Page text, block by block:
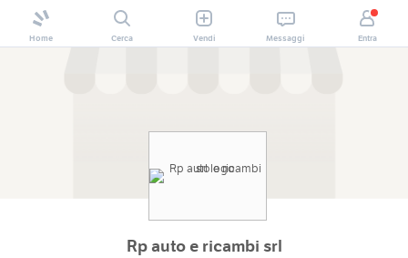
Home Cerca Vendi Messaggi Entra
Rp auto e ricambi srl